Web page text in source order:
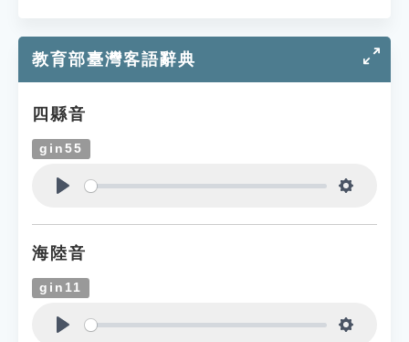
教育部臺灣客語辭典
四縣音
gin55
海陸音
gin11